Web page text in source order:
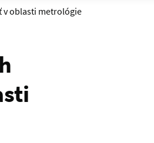
v oblasti metrológie